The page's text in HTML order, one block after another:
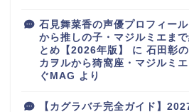
石見舞菜香の声優プロフィー
から推しの子・マジルミエま
とめ【2026年版】
に 石田彰
カヲルから猗窩座・マジルミ
ぐMAG より
【カグラバチ完全ガイド】